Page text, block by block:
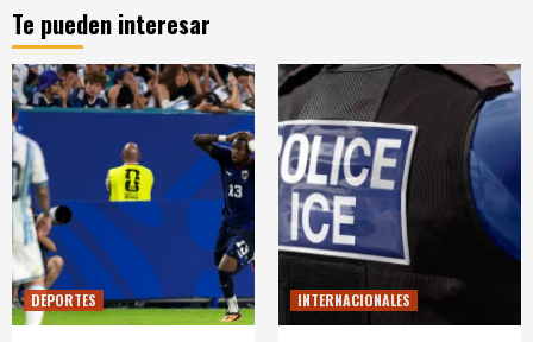
Te pueden interesar
DEPORTES INTERNACIONALES